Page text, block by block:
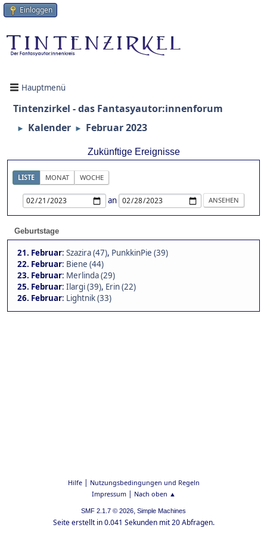
Einloggen
Hauptmenü
Tintenzirkel - das Fantasyautor:innenforum
► Kalender ► Februar 2023
Zukünftige Ereignisse
LISTE MONAT WOCHE
an
Geburtstage
21. Februar: Szazira (47), PunkkinPie (39)
22. Februar: Biene (44)
23. Februar: Merlinda (29)
25. Februar: Ilargi (39), Erin (22)
26. Februar: Lightnik (33)
Hilfe| Nutzungsbedingungen und Regeln
Impressum| Nach oben ▲
SMF 2.1.7 © 2026, Simple Machines
Seite erstellt in 0.041 Sekunden mit 20 Abfragen.